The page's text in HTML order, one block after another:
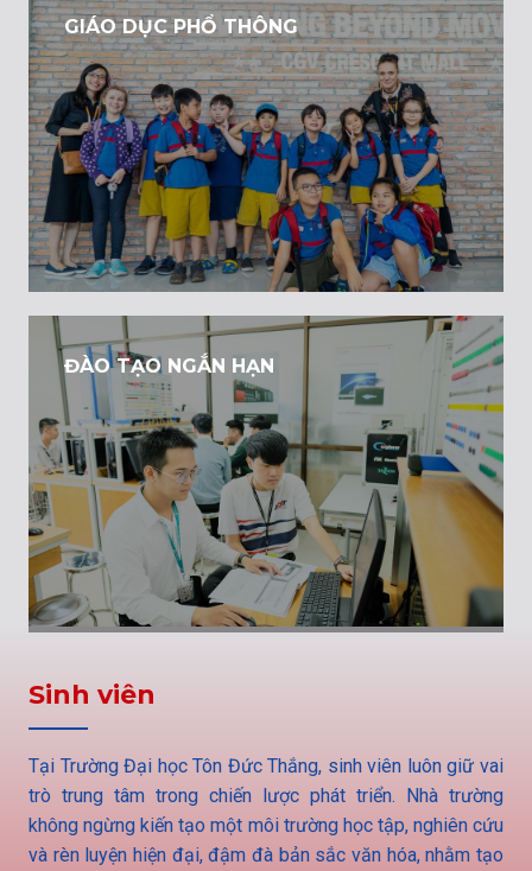
GIÁO DỤC PHỔ THÔNG
ĐÀO TẠO NGẮN HẠN
Sinh viên
Tại Trường Đại học Tôn Đức Thắng, sinh viên luôn giữ vai
trò trung tâm trong chiến lược phát triển. Nhà trường
không ngừng kiến tạo một môi trường học tập, nghiên cứu
và rèn luyện hiện đại, đậm đà bản sắc văn hóa, nhằm tạo